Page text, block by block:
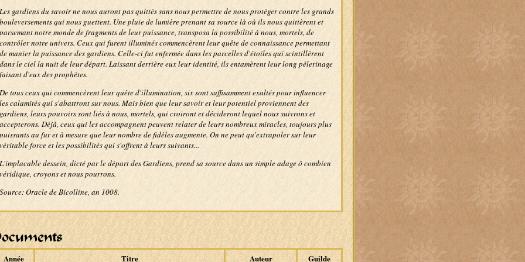
Les gardiens du savoir ne nous auront pas quittés sans nous permettre de nous protéger contre les grands
bouleversements qui nous guettent. Une pluie de lumière prenant sa source là où ils nous quittèrent et
parsemant notre monde de fragments de leur puissance, transposa la possibilité à nous, mortels, de
contrôler notre univers. Ceux qui furent illuminés commencèrent leur quête de connaissance permettant
de manier la puissance des gardiens. Celle-ci fut enfermée dans les parcelles d'étoiles qui scintillèrent
dans le ciel la nuit de leur départ. Laissant derrière eux leur identité, ils entamèrent leur long pèlerinage
faisant d'eux des prophètes.
De tous ceux qui commencèrent leur quête d'illumination, six sont suffisamment exaltés pour influencer
les calamités qui s'abattront sur nous. Mais bien que leur savoir et leur potentiel proviennent des
gardiens, leurs pouvoirs sont liés à nous, mortels, qui croiront et décideront lequel nous suivrons et
accepterons. Déjà, ceux qui les accompagnent peuvent relater de leurs nombreux miracles, toujours plus
puissants au fur et à mesure que leur nombre de fidèles augmente. On ne peut qu'extrapoler sur leur
véritable force et les possibilités qui s'offrent à leurs suivants...
L'implacable dessein, dicté par le départ des Gardiens, prend sa source dans un simple adage ô combien
véridique, croyons et nous pourrons.
Source: Oracle de Bicolline, an 1008.
Année Titre Auteur Guilde